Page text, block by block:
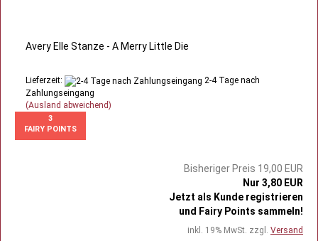
Avery Elle Stanze - A Merry Little Die
Lieferzeit:
2-4 Tage nach
Zahlungseingang
(Ausland abweichend)
3
FAIRY POINTS
Bisheriger Preis 19,00 EUR
Nur 3,80 EUR
Jetzt als Kunde registrieren
und Fairy Points sammeln!
inkl. 19% MwSt. zzgl. Versand